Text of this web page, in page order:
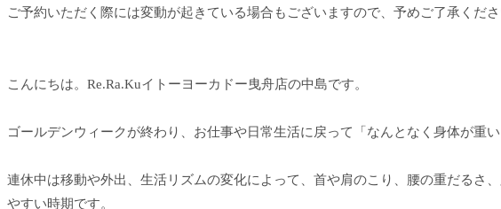
ご予約いただく際には変動が起きている場合もございますので、予めご了承くださ
こんにちは。Re.Ra.Kuイトーヨーカドー曳舟店の中島です。
ゴールデンウィークが終わり、お仕事や日常生活に戻って「なんとなく身体が重
連休中は移動や外出、生活リズムの変化によって、首や肩のこり、腰の重だるさ
やすい時期です。